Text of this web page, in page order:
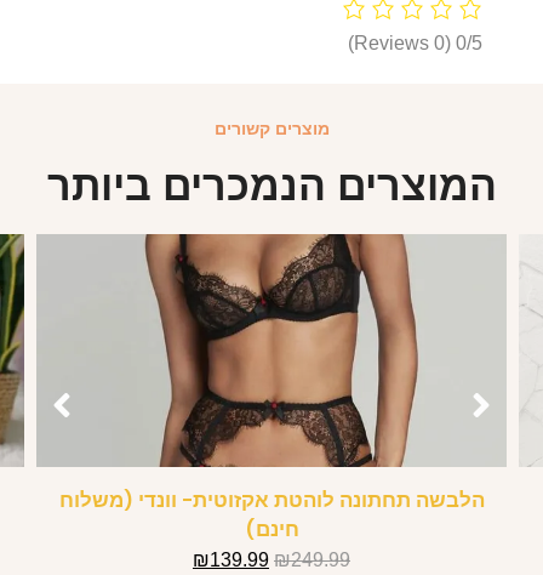
0/5
(0 Reviews)
מוצרים קשורים
המוצרים הנמכרים ביותר
הלבשה תחתונה לוהטת אקזוטית- וונדי (משלוח
חינם)
₪249.99
₪139.99